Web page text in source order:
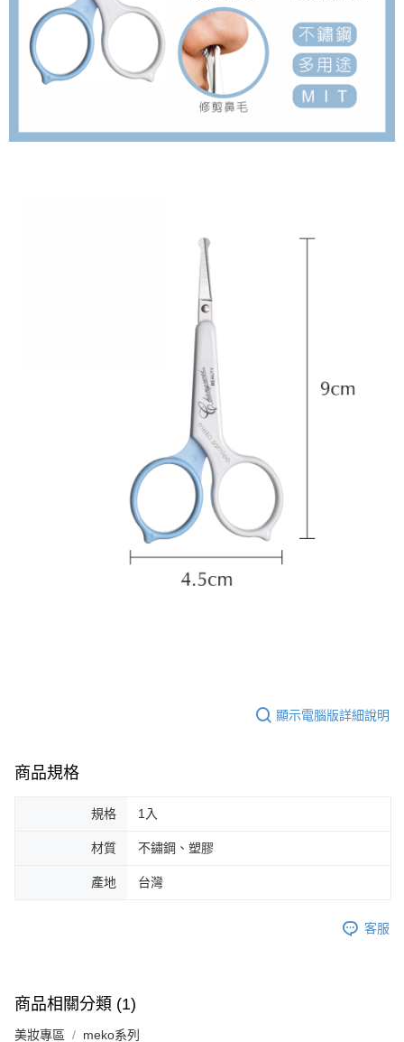
２．關於個人資料處理事宜，請瀏覽以下網址：
https://aftee.tw/terms/#terms3
３．未成年的使用者請事先徵得法定代理人或監護人之同意方可使用
「AFTEE先享後付」，若未經同意申辦者引起之損失，本公司不負相關責
任。
４．使用「AFTEE先享後付」時，將依據個別帳號之用戶狀況，依本公司即
時審查核予不同之上限額度；若仍有額度不足之情形，本公司將視審查結果
５．嚴禁一人註冊多個帳號或使用他人資訊註冊。若發現惡意使用之情形，
顯示電腦版詳細說明
商品規格
規格 1入
材質 不鏽鋼、塑膠
產地 台灣
客服
商品相關分類 (1)
美妝專區 meko系列